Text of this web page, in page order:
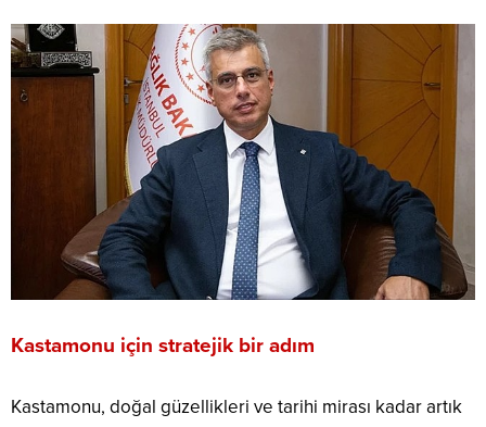
Kastamonu için stratejik bir adım
Kastamonu, doğal güzellikleri ve tarihi mirası kadar artık